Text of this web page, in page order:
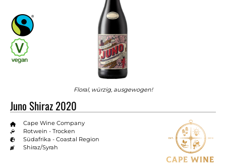
Floral, würzig, ausgewogen!
Juno Shiraz 2020
Cape Wine Company
Rotwein - Trocken
Südafrika - Coastal Region
Shiraz/Syrah